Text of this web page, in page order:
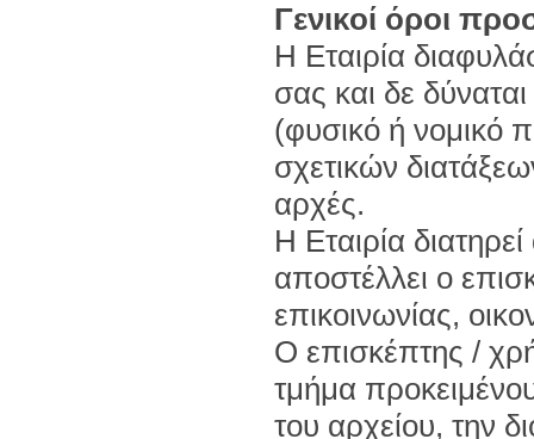
Γενικοί όροι
Η Εταιρία
σας και δε
(φυσικό ή νομικό
σχετικών
αρχές.
Η Εταιρία
αποστέλλει ο
επικοινωνίας,
Ο επισκέπτης /
τμήμα
του αρχείου, την